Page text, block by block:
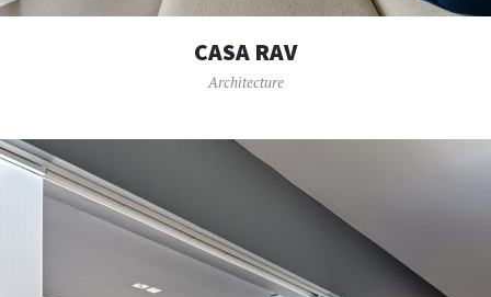
CASA RAV
Architecture